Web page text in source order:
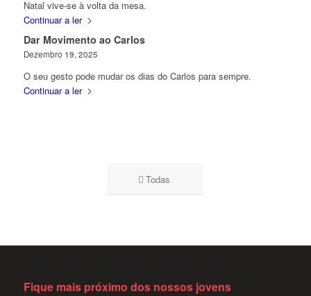
Natal vive-se à volta da mesa.
Continuar a ler
Dar Movimento ao Carlos
Dezembro 19, 2025
O seu gesto pode mudar os dias do Carlos para sempre.
Continuar a ler
Todas
Fique mais próximo dos nossos jovens